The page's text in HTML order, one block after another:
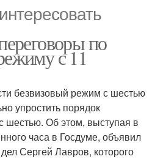
по
с 11
безвизовый режим с шестью
упростить порядок
Об этом, выступая в
часа в Госдуме, объявил
Сергей Лавров, которого